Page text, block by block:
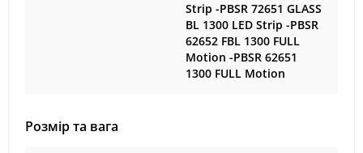
Strip -PBSR 72651 GLASS
BL 1300 LED Strip -PBSR
62652 FBL 1300 FULL
Motion -PBSR 62651
1300 FULL Motion
Розмір та вага